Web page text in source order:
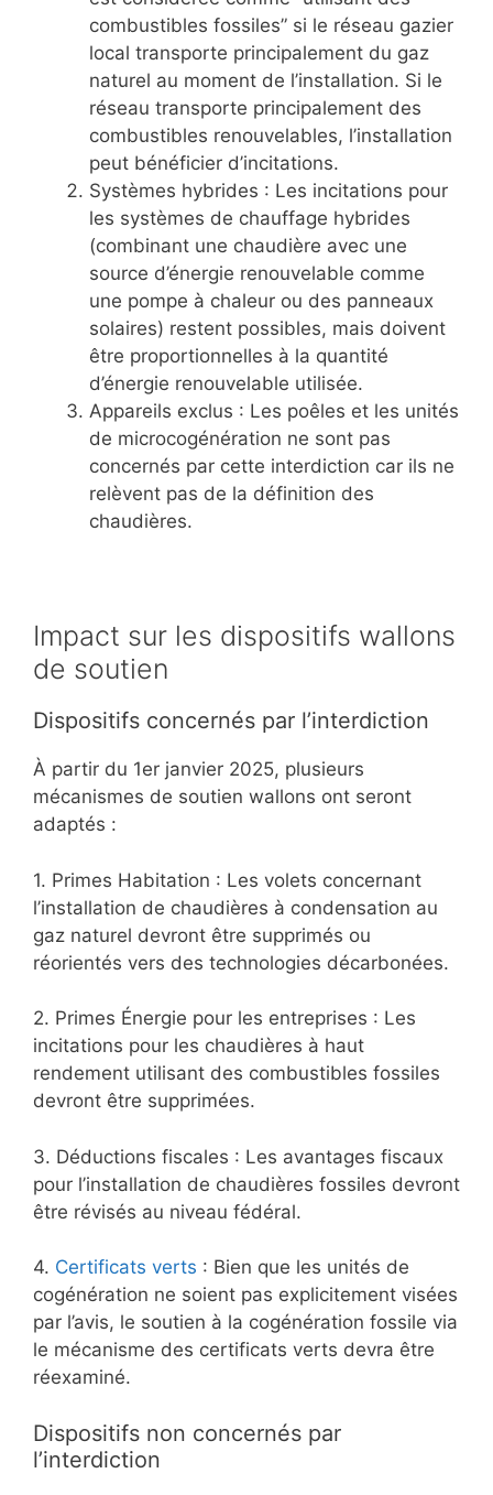
combustibles fossiles” si le réseau gazier
local transporte principalement du gaz
naturel au moment de l’installation. Si le
réseau transporte principalement des
combustibles renouvelables, l’installation
peut bénéficier d’incitations.
Systèmes hybrides : Les incitations pour
les systèmes de chauffage hybrides
(combinant une chaudière avec une
source d’énergie renouvelable comme
une pompe à chaleur ou des panneaux
solaires) restent possibles, mais doivent
être proportionnelles à la quantité
d’énergie renouvelable utilisée.
Appareils exclus : Les poêles et les unités
de microcogénération ne sont pas
concernés par cette interdiction car ils ne
relèvent pas de la définition des
chaudières.
Impact sur les dispositifs wallons
de soutien
Dispositifs concernés par l’interdiction
À partir du 1er janvier 2025, plusieurs
mécanismes de soutien wallons ont seront
adaptés :
1. Primes Habitation : Les volets concernant
l’installation de chaudières à condensation au
gaz naturel devront être supprimés ou
réorientés vers des technologies décarbonées.
2. Primes Énergie pour les entreprises : Les
incitations pour les chaudières à haut
rendement utilisant des combustibles fossiles
devront être supprimées.
3. Déductions fiscales : Les avantages fiscaux
pour l’installation de chaudières fossiles devront
être révisés au niveau fédéral.
4. Certificats verts : Bien que les unités de
cogénération ne soient pas explicitement visées
par l’avis, le soutien à la cogénération fossile via
le mécanisme des certificats verts devra être
réexaminé.
Dispositifs non concernés par
l’interdiction